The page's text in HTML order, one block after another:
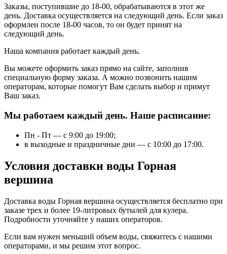
Заказы, поступившие до 18-00, обрабатываются в этот же
день. Доставка осуществляется на следующий день. Если заказ
оформлен после 18-00 часов, то он будет принят на
следующий день.
Наша компания работает каждый день.
Вы можете оформить заказ прямо на сайте, заполнив
специальную форму заказа. А можно позвонить нашим
операторам, которые помогут Вам сделать выбор и примут
Ваш заказ.
Мы работаем каждый день. Наше расписание:
Пн - Пт — с 9:00 до 19:00;
в выходные и праздничные дни — с 10:00 до 17:00.
Условия доставки воды Горная
вершина
Доставка воды Горная вершина осуществляется бесплатно при
заказе трех и более 19-литровых бутылей для кулера.
Подробности уточняйте у наших операторов.
Если вам нужен меньший объем воды, свяжитесь с нашими
операторами, и мы решим этот вопрос.